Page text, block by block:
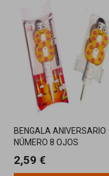
BENGALA ANIVERSARIO
NÚMERO 8 OJOS
2,59 €